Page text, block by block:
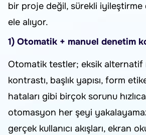
bir proje değil, sürekli iyileştirme
ele alıyor.
1) Otomatik + manuel denetim
Otomatik testler; eksik alternatif
kontrastı, başlık yapısı, form
hataları gibi birçok sorunu
otomasyon her şeyi
gerçek kullanıcı akışları, ekran